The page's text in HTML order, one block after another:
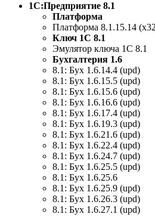
1С:Предприятие 8.1
Платформа
Платформа 8.1.15.14
Ключ 1С 8.1
Эмулятор ключа 1С 8.1
Бухгалтерия 1.6
8.1: Бух 1.6.14.4 (upd)
8.1: Бух 1.6.15.5 (upd)
8.1: Бух 1.6.15.6 (upd)
8.1: Бух 1.6.16.6 (upd)
8.1: Бух 1.6.17.4 (upd)
8.1: Бух 1.6.19.3 (upd)
8.1: Бух 1.6.21.6 (upd)
8.1: Бух 1.6.22.4 (upd)
8.1: Бух 1.6.24.7 (upd)
8.1: Бух 1.6.25.5 (upd)
8.1: Бух 1.6.25.6
8.1: Бух 1.6.25.9 (upd)
8.1: Бух 1.6.26.3 (upd)
8.1: Бух 1.6.27.1 (upd)